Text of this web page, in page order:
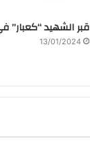
قبر الشهيد “كعبار”
13/01/2024